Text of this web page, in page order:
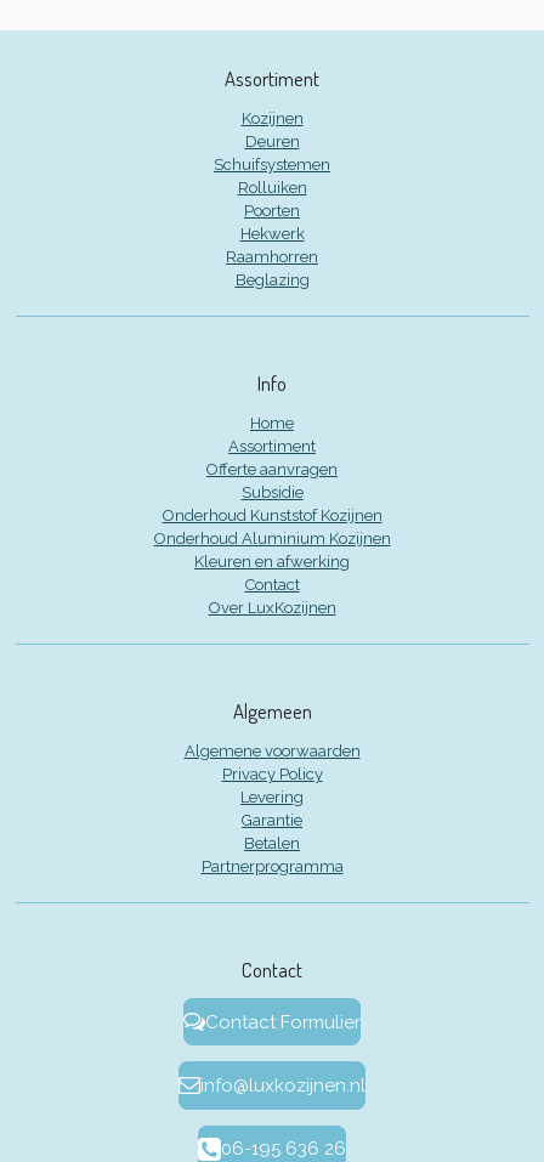
Assortiment
Kozijnen
Deuren
Schuifsystemen
Rolluiken
Poorten
Hekwerk
Raamhorren
Beglazing
Info
Home
Assortiment
Offerte aanvragen
Subsidie
Onderhoud Kunststof Kozijnen
Onderhoud Aluminium Kozijnen
Kleuren en afwerking
Contact
Over LuxKozijnen
Algemeen
Algemene voorwaarden
Privacy Policy
Levering
Garantie
Betalen
Partnerprogramma
Contact
Contact Formulier
info@luxkozijnen.nl
06-195 636 26